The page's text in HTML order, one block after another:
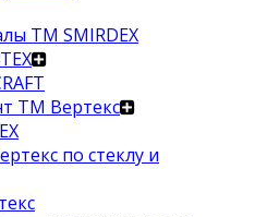
ТМ SMIRDEX
ТМ Вертекс
по стеклу и